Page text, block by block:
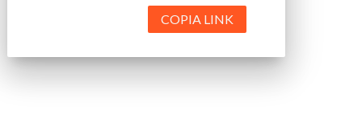
COPIA LINK